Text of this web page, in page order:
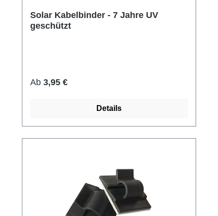
Solar Kabelbinder - 7 Jahre UV
geschützt
Regulärer Preis:
Ab 3,95 €
Details